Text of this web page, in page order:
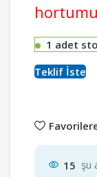
1 adet
Teklif İste
15 şu